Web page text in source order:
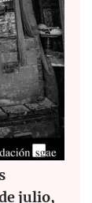
julio,